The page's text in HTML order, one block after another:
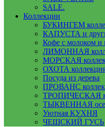
SALE.
Коллекции
БУКИНГЕМ
КАПУСТА и
Кофе с молоком и
ЛИМОННАЯ
МОРСКАЯ
ОХОТА
Посуда из дерева
ПРОВАНС
ТРОПИЧЕСКАЯ
ТЫКВЕННАЯ
Уютная КУХНЯ
ЧЕШСКИЙ ГУСЬ